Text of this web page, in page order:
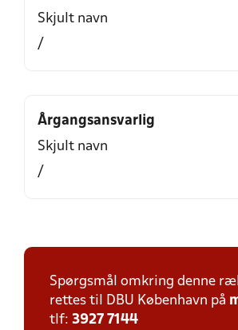
Skjult navn
/
Årgangsansvarlig
Skjult navn
/
Spørgsmål omkring denne
rettes til DBU København på
tlf: 3927 7144